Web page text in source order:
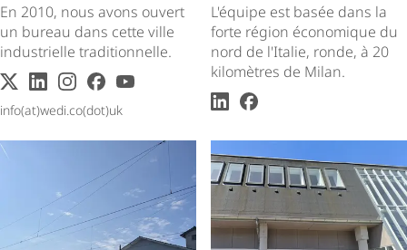
En 2010, nous avons ouvert
un bureau dans cette ville
industrielle traditionnelle.
X
LinkedInInstagram
facebookyoutube
info(at)wedi.co(dot)uk
L'équipe est basée dans la
forte région économique du
nord de l'Italie, ronde, à 20
kilomètres de Milan.
LinkedInfacebook